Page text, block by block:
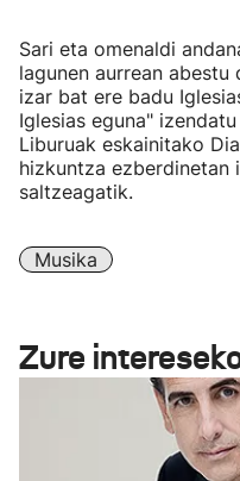
Sari eta omenaldi
lagunen aurrean
izar bat ere badu
Iglesias eguna"
Liburuak eskainitako
hizkuntza ezberdinetan
saltzeagatik.
Musika
Zure